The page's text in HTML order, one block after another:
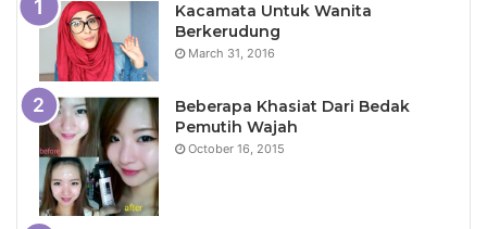
Kacamata Untuk Wanita
Berkerudung
March 31, 2016
Beberapa Khasiat Dari Bedak
Pemutih Wajah
October 16, 2015